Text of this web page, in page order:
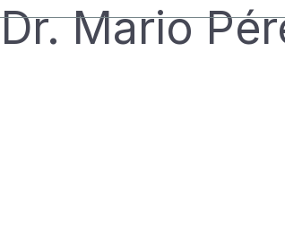
Dr. Mario